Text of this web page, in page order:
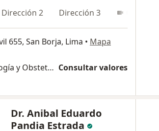
Dirección 2 Dirección 3
655, San Borja, Lima • Mapa
Visita Ginecología y Obstetricia Consultar valores
Dr. Anibal Eduardo
Pandia Estrada